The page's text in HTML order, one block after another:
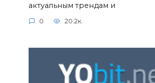
актуальным трендам и
0 20.2к.